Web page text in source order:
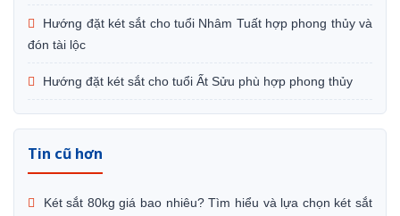
Hướng đặt két sắt cho tuổi Nhâm Tuất hợp phong thủy và
đón tài lộc
Hướng đặt két sắt cho tuổi Ất Sửu phù hợp phong thủy
Tin cũ hơn
Két sắt 80kg giá bao nhiêu? Tìm hiểu và lựa chọn két sắt